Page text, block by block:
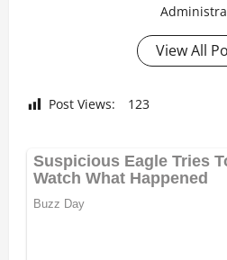
View All
Post Views: 123